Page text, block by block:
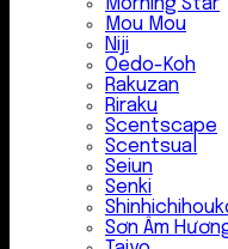
Mou Mou
Niji
Oedo-Koh
Rakuzan
Riraku
Scentscape
Scentsual
Seiun
Senki
Sơn Âm